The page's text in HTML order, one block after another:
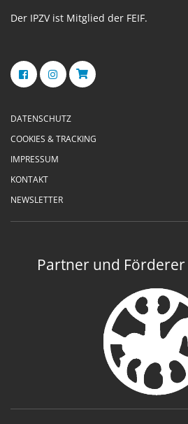
Der IPZV ist Mitglied der FEIF.
DATENSCHUTZ
COOKIES & TRACKING
IMPRESSUM
KONTAKT
NEWSLETTER
Partner und Förderer